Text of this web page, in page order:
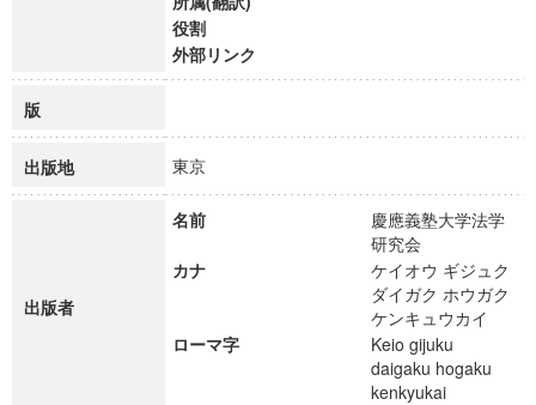
役割
外部リンク
版
出版地 東京
出版者
名前
慶應義塾大学法学
研究会
カナ
ケイオウ ギジュク
ダイガク ホウガク
ケンキュウカイ
ローマ字
Keio gijuku
daigaku hogaku
kenkyukai